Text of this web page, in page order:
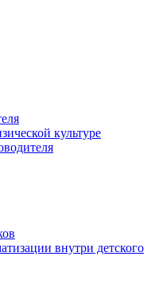
культуре
внутри детского